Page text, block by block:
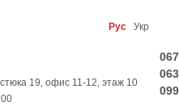
Рус Укр
19, офис 11-12, этаж 10